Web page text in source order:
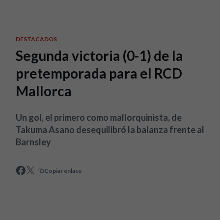
DESTACADOS
Segunda victoria (0-1) de la
pretemporada para el RCD
Mallorca
Un gol, el primero como mallorquinista, de
Takuma Asano desequilibró la balanza frente al
Barnsley
Copiar enlace